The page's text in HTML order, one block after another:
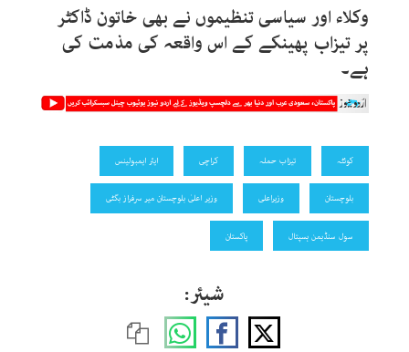
وکلاء اور سیاسی تنظیموں نے بھی خاتون ڈاکٹر
پر تیزاب پھینکے کے اس واقعہ کی مذمت کی
ہے۔
کوئٹہ تیزاب حملہ کراچی ایئر ایمبولینس
بلوچستان وزیراعلی وزیر اعلیٰ بلوچستان میر سرفراز بگٹی
سول سنڈیمن ہسپتال پاکستان
شیئر: